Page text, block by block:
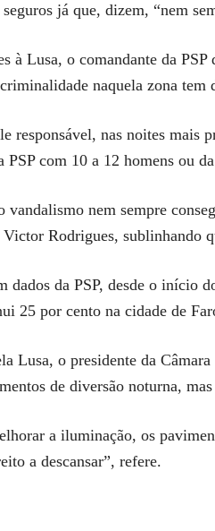
já que, dizem, “nem
à Lusa, o comandante da
naquela zona
responsável, nas noites mais
PSP com 10 a 12 homens ou
vandalismo nem sempre
Rodrigues, sublinhando
dados da PSP, desde o início
25 por cento na cidade de
Lusa, o presidente da
de diversão noturna,
a iluminação, os
a descansar”, refere.